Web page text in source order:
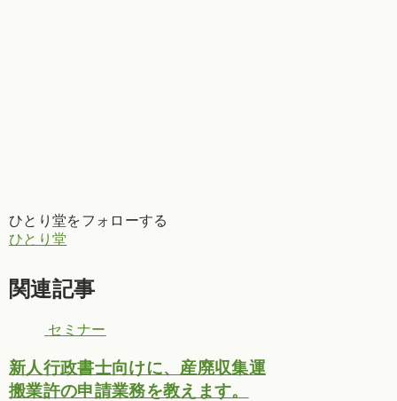
ひとり堂をフォローする
ひとり堂
関連記事
セミナー
新人行政書士向けに、産廃収集運
搬業許の申請業務を教えます。